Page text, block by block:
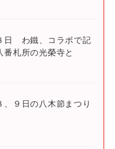
日 わ鐵、コラボで記
札所の光榮寺と
９日の八木節まつり